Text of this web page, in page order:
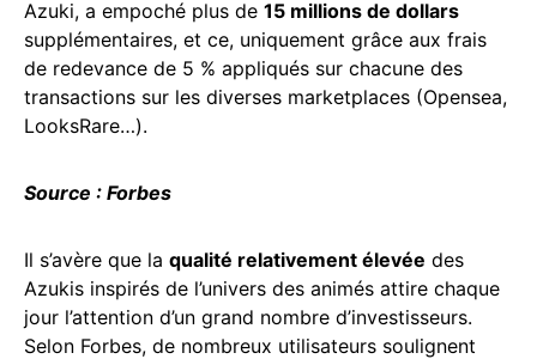
Azuki, a empoché plus de 15 millions de dollars
supplémentaires, et ce, uniquement grâce aux frais
de redevance de 5 % appliqués sur chacune des
transactions sur les diverses marketplaces (Opensea,
LooksRare…).
Source : Forbes
Il s’avère que la qualité relativement élevée des
Azukis inspirés de l’univers des animés attire chaque
jour l’attention d’un grand nombre d’investisseurs.
Selon Forbes, de nombreux utilisateurs soulignent